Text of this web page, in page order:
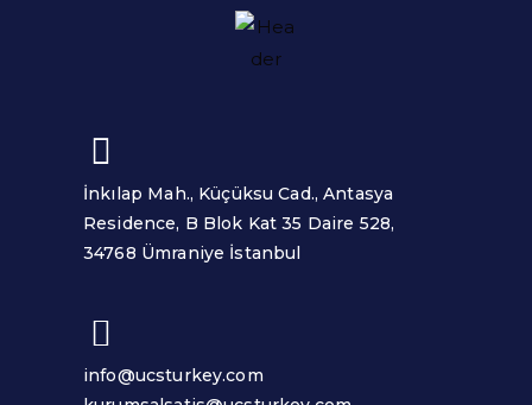
İnkılap Mah., Küçüksu Cad., Antasya
Residence, B Blok Kat 35 Daire 528,
34768 Ümraniye İstanbul
info@ucsturkey.com